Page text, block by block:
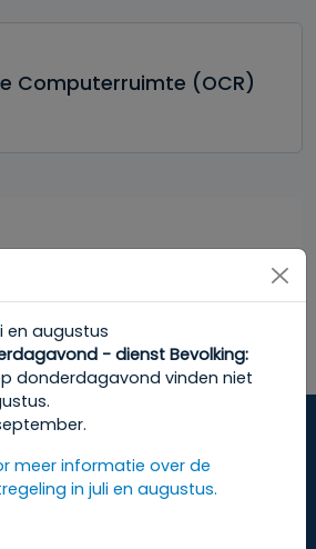
Computerruimte (OCR)
vermeldingen &
en augustus
- dienst Bevolking:
donderdagavond vinden niet
meer informatie over de
in juli en augustus.